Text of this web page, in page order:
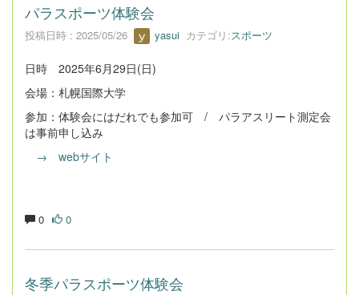
パラスポーツ体験会
投稿日時 : 2025/05/26 yasui カテゴリ:スポーツ
日時 2025年6月29日(日)
会場：札幌国際大学
参加：体験会にはだれでも参加可 / パラアスリート測定会
は事前申し込み
→ webサイト
0 0
冬季パラスポーツ体験会